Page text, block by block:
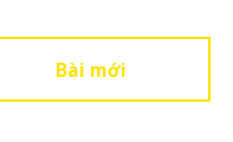
Bài mới